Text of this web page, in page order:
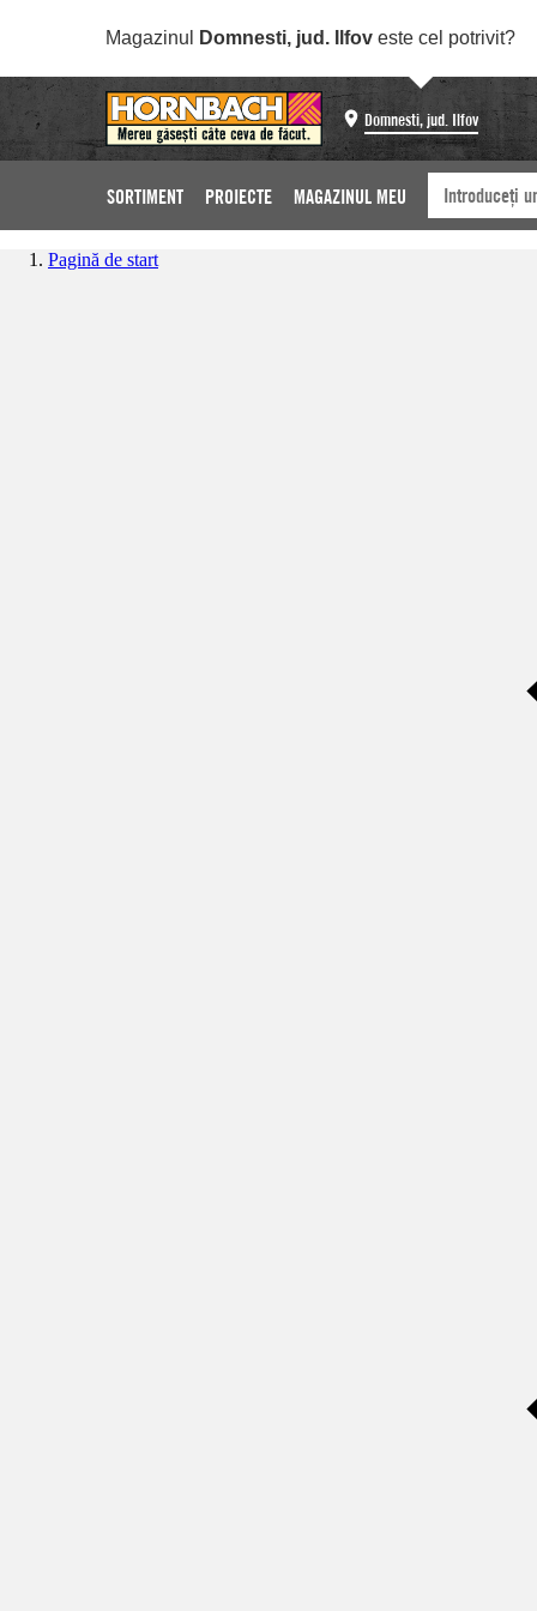
Magazinul Domnesti, jud. Ilfov este cel potrivit?
Domnesti, jud. Ilfov
SORTIMENT PROIECTE MAGAZINUL MEU
Pagină de start